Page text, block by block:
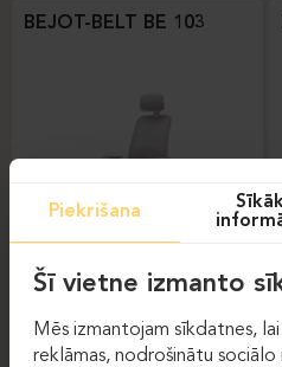
BEJOT-BELT BE 103
DAUPHIN-SHAPE MESH
Piekrišana
Šī vietne izmanto
Mēs izmantojam sīkdatnes,
reklāmas, nodrošinātu sociālo